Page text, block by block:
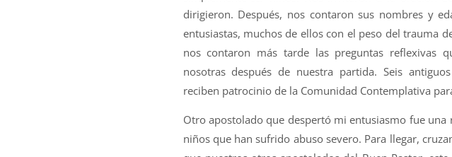
dirigieron. Después, nos contaron sus nombres y
entusiastas, muchos de ellos con el peso del trauma
nos contaron más tarde las preguntas reflexivas
nosotras después de nuestra partida. Seis
reciben patrocinio de la Comunidad Contemplativa
Otro apostolado que despertó mi entusiasmo fue una
niños que han sufrido abuso severo. Para llegar,